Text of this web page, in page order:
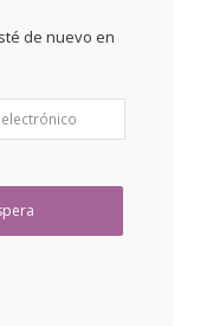
de nuevo en